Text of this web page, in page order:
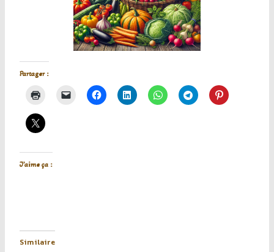
Partager :
J’aime ça :
Similaire